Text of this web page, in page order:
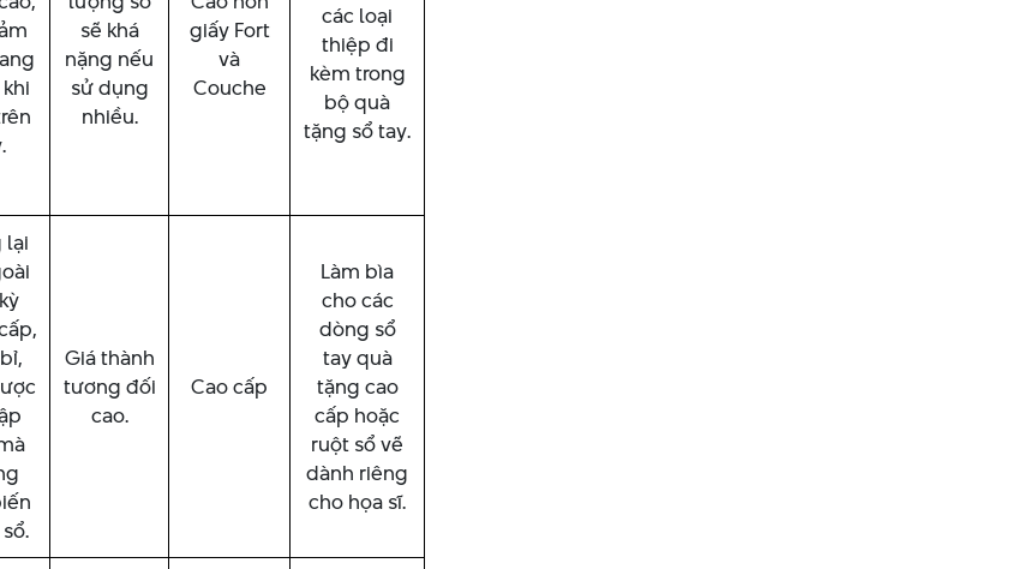
sẽ khá
nặng nếu
sử dụng
nhiều.
giấy Fort
và
Couche
các loại
thiệp đi
kèm trong
bộ quà
tặng sổ tay.
lại
Giá thành
tương đối
cao.
Cao cấp
Làm bìa
cho các
dòng sổ
tay quà
tặng cao
cấp hoặc
ruột sổ vẽ
dành riêng
cho họa sĩ.